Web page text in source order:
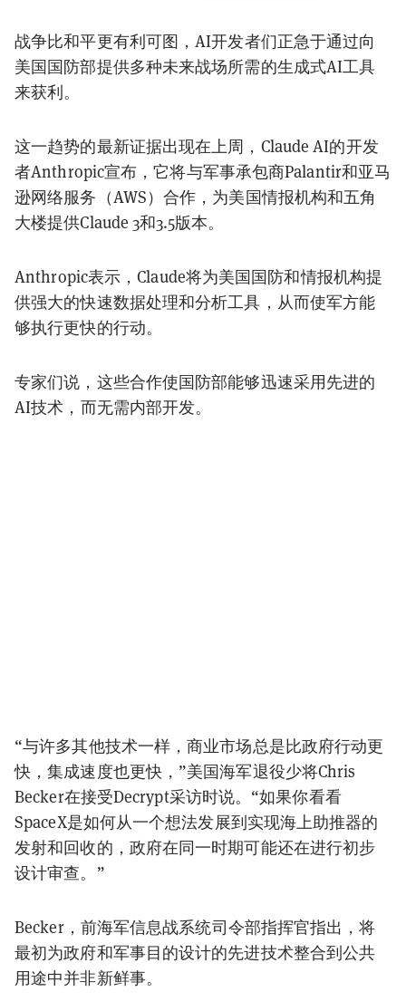
战争比和平更有利可图，AI开发者们正急于通过向
美国国防部提供多种未来战场所需的生成式AI工具
来获利。
这一趋势的最新证据出现在上周，Claude AI的开发
者Anthropic宣布，它将与军事承包商Palantir和亚马
逊网络服务（AWS）合作，为美国情报机构和五角
大楼提供Claude 3和3.5版本。
Anthropic表示，Claude将为美国国防和情报机构提
供强大的快速数据处理和分析工具，从而使军方能
够执行更快的行动。
专家们说，这些合作使国防部能够迅速采用先进的
AI技术，而无需内部开发。
“与许多其他技术一样，商业市场总是比政府行动更
快，集成速度也更快，”美国海军退役少将Chris
Becker在接受Decrypt采访时说。“如果你看看
SpaceX是如何从一个想法发展到实现海上助推器的
发射和回收的，政府在同一时期可能还在进行初步
设计审查。”
Becker，前海军信息战系统司令部指挥官指出，将
最初为政府和军事目的设计的先进技术整合到公共
用途中并非新鲜事。